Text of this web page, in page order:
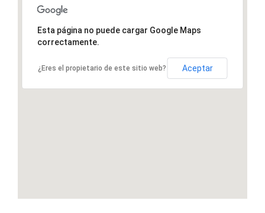
Esta página no puede cargar Google Maps
correctamente.
¿Eres el propietario de este sitio web? Aceptar